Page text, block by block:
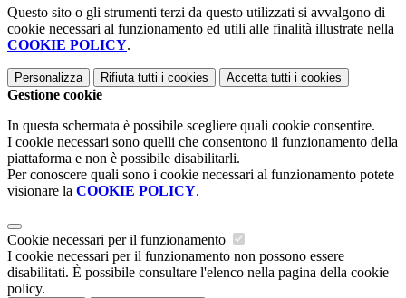
Questo sito o gli strumenti terzi da questo utilizzati si avvalgono di
cookie necessari al funzionamento ed utili alle finalità illustrate nella
COOKIE POLICY.
Personalizza Rifiuta tutti i cookies Accetta tutti i cookies
Gestione cookie
In questa schermata è possibile scegliere quali cookie consentire.
I cookie necessari sono quelli che consentono il funzionamento della
piattaforma e non è possibile disabilitarli.
Per conoscere quali sono i cookie necessari al funzionamento potete
visionare la COOKIE POLICY.
Cookie necessari per il funzionamento
I cookie necessari per il funzionamento non possono essere
disabilitati. È possibile consultare l'elenco nella pagina della cookie
policy.